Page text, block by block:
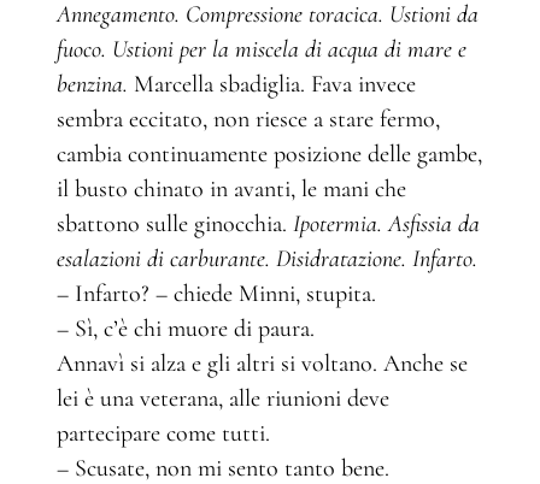
Annegamento. Compressione toracica. Ustioni da
fuoco. Ustioni per la miscela di acqua di mare e
benzina. Marcella sbadiglia. Fava invece
sembra eccitato, non riesce a stare fermo,
cambia continuamente posizione delle gambe,
il busto chinato in avanti, le mani che
sbattono sulle ginocchia. Ipotermia. Asfissia da
esalazioni di carburante. Disidratazione. Infarto.
– Infarto? – chiede Minni, stupita.
– Sì, c’è chi muore di paura.
Annavì si alza e gli altri si voltano. Anche se
lei è una veterana, alle riunioni deve
partecipare come tutti.
– Scusate, non mi sento tanto bene.